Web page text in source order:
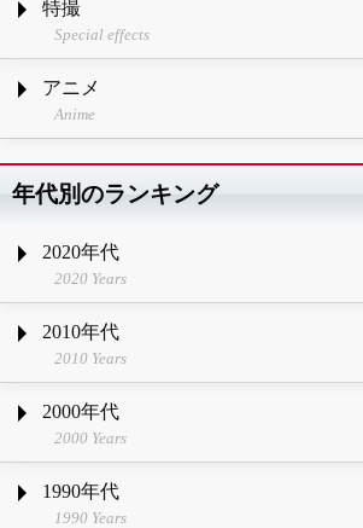
特撮
Special effects
アニメ
Anime
年代別のランキング
2020年代
2020 Years
2010年代
2010 Years
2000年代
2000 Years
1990年代
1990 Years